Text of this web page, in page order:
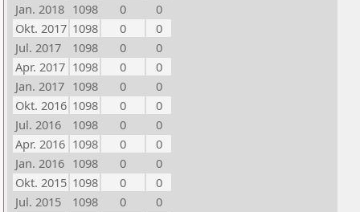
Jan. 2018 1098 0
0
Okt. 2017 1098 0
0
Jul. 2017
1098 0
0
Apr. 2017 1098 0
0
Jan. 2017 1098 0
0
Okt. 2016 1098 0
0
Jul. 2016
1098 0
0
Apr. 2016 1098 0
0
Jan. 2016 1098 0
0
Okt. 2015 1098 0
0
Jul. 2015
1098 0
0